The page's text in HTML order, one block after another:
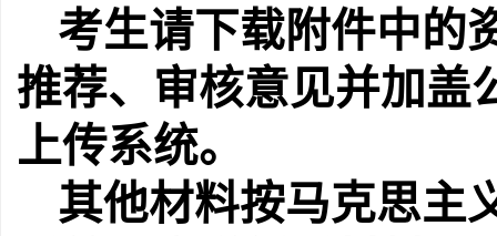
考生请下载附件中的
推荐、审核意见并加盖
上传系统。
其他材料按马克思主